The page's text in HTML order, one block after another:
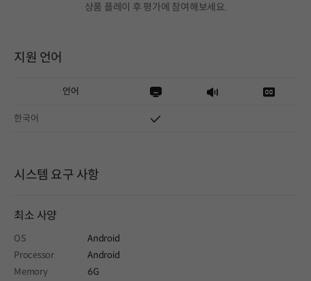
상품 플레이 후 평가에 참여해보세요.
지원 언어
언어
한국어
시스템 요구 사항
최소 사양
OS
Android
Processor
Android
Memory
6G